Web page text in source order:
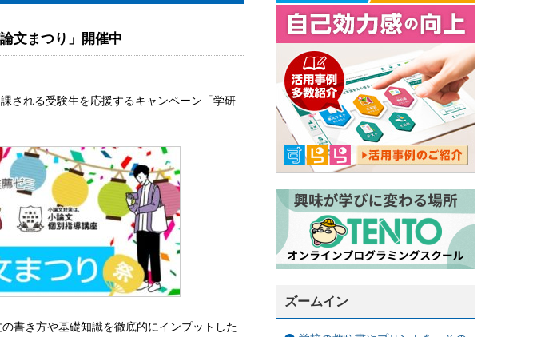
文まつり」開催中
される受験生を応援するキャンペーン「学研
書き方や基礎知識を徹底的にインプットした
ズームイン